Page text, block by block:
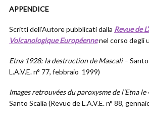
APPENDICE
Scritti dell’Autore pubblicati dalla Revue de
Volcanologique Européennenel corso degli
Etna 1928: la destruction de Mascali– Santo
L.A.V.E. n° 77, febbraio 1999)
Images retrouvées du paroxysme de l’Etna
Santo Scalia (Revue de L.A.V.E. n° 88,